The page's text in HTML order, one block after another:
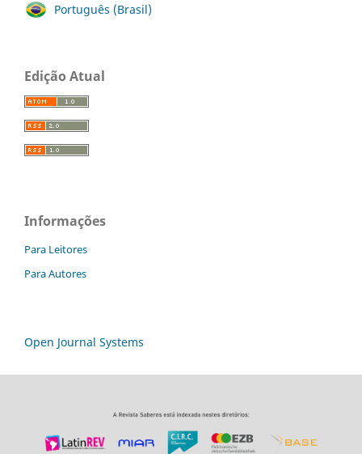
Português (Brasil)
Edição Atual
Informações
Para Leitores
Para Autores
Open Journal Systems